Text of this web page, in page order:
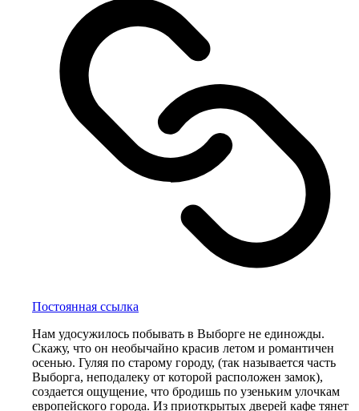
Постоянная ссылка
Нам удосужилось побывать в Выборге не единожды.
Скажу, что он необычайно красив летом и романтичен
осенью. Гуляя по старому городу, (так называется часть
Выборга, неподалеку от которой расположен замок),
создается ощущение, что бродишь по узеньким улочкам
европейского города. Из приоткрытых дверей кафе тянет